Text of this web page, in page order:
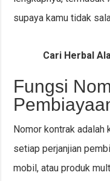
supaya kamu tidak
Cari Herbal
Fungsi
Nomor kontrak adalah
setiap perjanjian
mobil, atau produk